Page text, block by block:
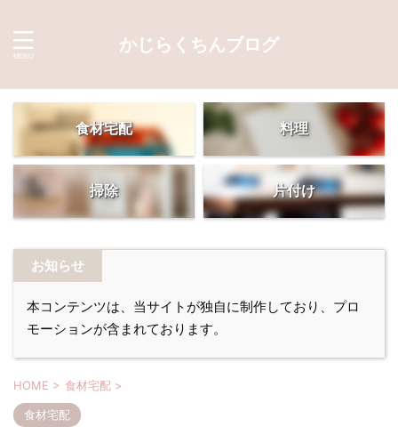
かじらくちんブログ
食材宅配 料理
掃除 片付け
お知らせ
本コンテンツは、当サイトが独自に制作しており、プロ
モーションが含まれております。
HOME > 食材宅配 >
食材宅配